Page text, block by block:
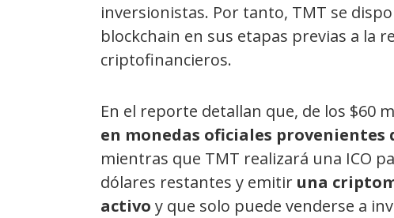
inversionistas. Por tanto, TMT se
blockchain en sus etapas previas a la
criptofinancieros.
En el reporte detallan que, de los $60
en monedas oficiales
mientras que TMT realizará una ICO
dólares restantes y emitir una
activo y que solo puede venderse a